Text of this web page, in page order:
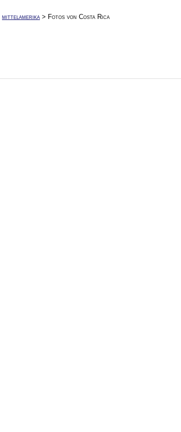
mittelamerika > Fotos von Costa Rica